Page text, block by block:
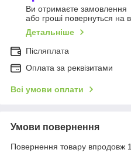
Ви отримаєте замовлення
або гроші повернуться на
Детальніше
Післяплата
Оплата за реквізитами
Всі умови оплати
Умови повернення
Повернення товару впродовж